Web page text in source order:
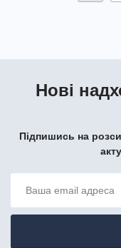
Нові
Підпишись на